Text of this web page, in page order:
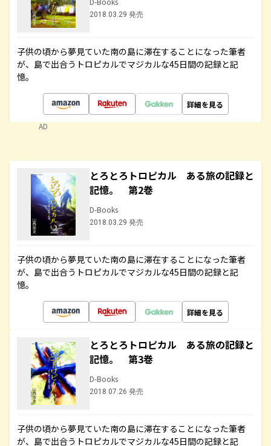
2018.03.29 発売
子供の頃から夢見ていた南の島に滞在することになった筆者
が、島で出合うトロピカルでマジカルな45日間の記録と記
憶。
詳細を見る
AD
とろとろトロピカル ある旅の記録と
記憶。 第2巻
D-Books
2018.03.29 発売
子供の頃から夢見ていた南の島に滞在することになった筆者
が、島で出合うトロピカルでマジカルな45日間の記録と記
憶。
詳細を見る
とろとろトロピカル ある旅の記録と
記憶。 第3巻
D-Books
2018.07.26 発売
子供の頃から夢見ていた南の島に滞在することになった筆者
が、島で出合うトロピカルでマジカルな45日間の記録と記